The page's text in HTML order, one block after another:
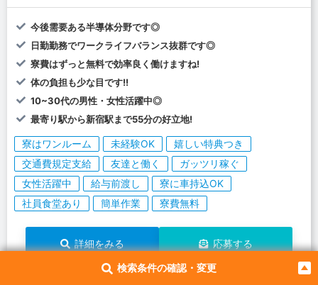
検索条件の確認・変更
今後需要ある半導体分野です◎
日勤勤務でワークライフバランス抜群です◎
寮費はずっと無料で効率良く働けますね!
体の負担も少な目です!!
10~30代の男性・女性活躍中◎
最寄り駅から新宿駅まで55分の好立地!
寮はワンルーム 未経験OK
嬉しい特典つき
交通費規定支給
友達と働く
ガッツリ稼ぐ
女性活躍中
給与前渡し
寮に車持込OK
社員食堂あり
簡単作業 寮費無料
詳細をみる 応募する